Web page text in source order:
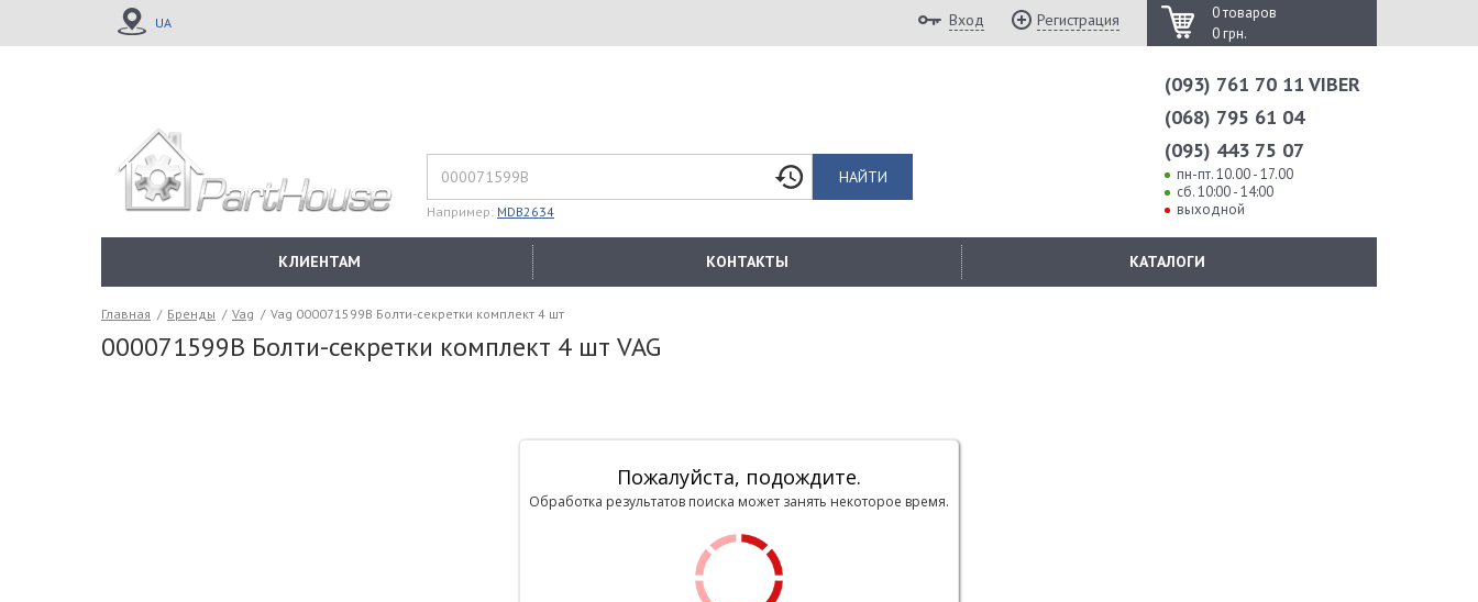
UA
0 товаров
0 грн.
Вход Регистрация
НАЙТИ
Например: MDB2634
(093) 761 70 11 VIBER
(068) 795 61 04
(095) 443 75 07
пн-пт. 10.00 - 17.00
сб. 10:00 - 14:00
выходной
КЛИЕНТАМ КОНТАКТЫ КАТАЛОГИ
Главная / Бренды / Vag / Vag 000071599B Болти-секретки комплект 4 шт
000071599B Болти-секретки комплект 4 шт VAG
Пожалуйста, подождите.
Обработка результатов поиска может занять некоторое время.